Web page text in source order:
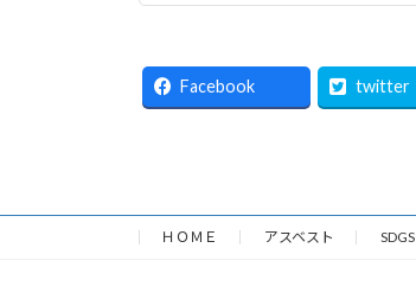
Facebook twitter
ＨＯＭＥ アスベスト SDGS